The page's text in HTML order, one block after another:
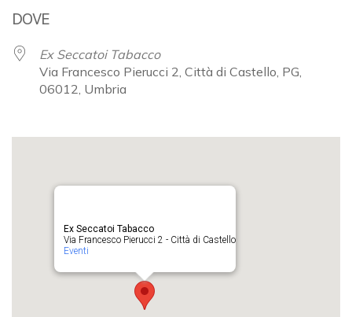
DOVE
Ex Seccatoi Tabacco
Via Francesco Pierucci 2, Città di Castello, PG,
06012, Umbria
Ex Seccatoi Tabacco
Via Francesco Pierucci 2 - Città di Castello
Eventi